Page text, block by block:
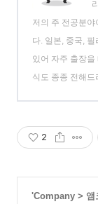
저의 주 전공분야
다. 일본, 중국,
있어 자주 출장
식도 종종 전해드
2
'Company > 앰